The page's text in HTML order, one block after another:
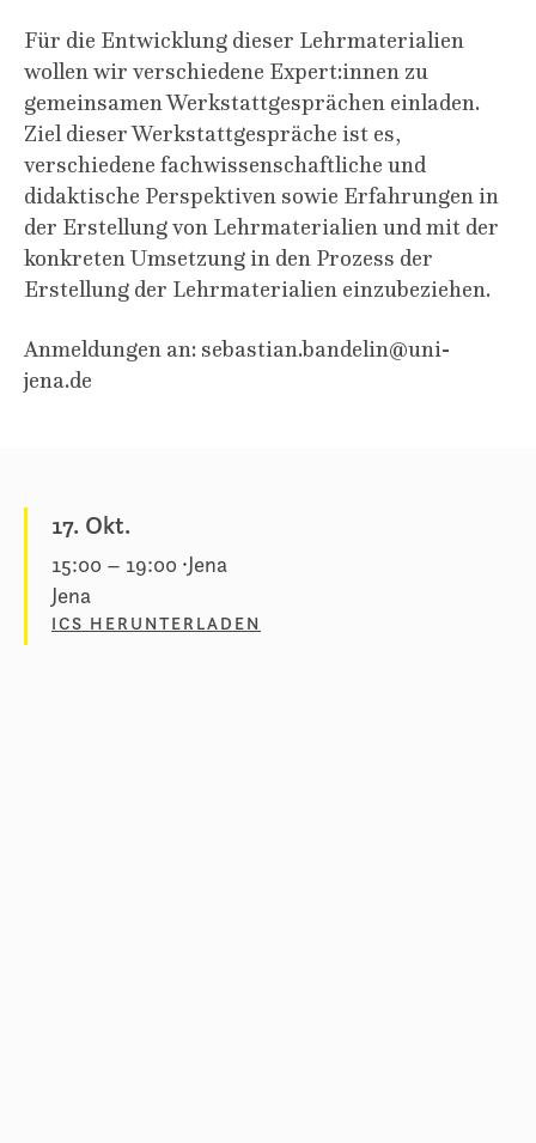
Für die Entwicklung dieser Lehrmaterialien
wollen wir verschiedene Expert:innen zu
gemeinsamen Werkstattgesprächen einladen.
Ziel dieser Werkstattgespräche ist es,
verschiedene fachwissenschaftliche und
didaktische Perspektiven sowie Erfahrungen in
der Erstellung von Lehrmaterialien und mit der
konkreten Umsetzung in den Prozess der
Erstellung der Lehrmaterialien einzubeziehen.
Anmeldungen an: sebastian.bandelin@uni-
jena.de
17. Okt.
15:00 – 19:00 Jena
Jena
ICS HERUNTERLADEN